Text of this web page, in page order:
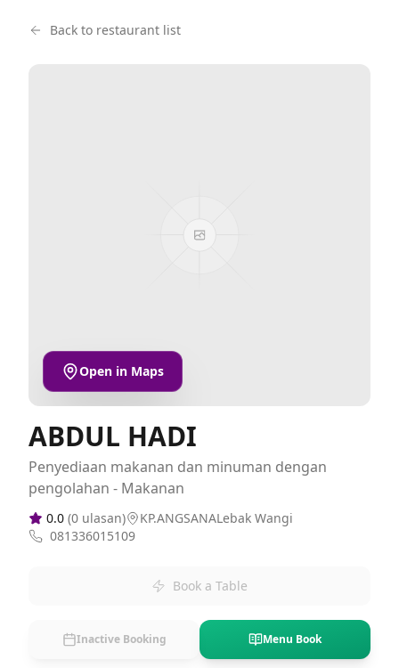
Back to restaurant list
Open in Maps
ABDUL HADI
Penyediaan makanan dan minuman dengan
pengolahan - Makanan
0.0 (0 ulasan)
KP.ANGSANALebak Wangi
081336015109
Book a Table
Inactive Booking Menu Book